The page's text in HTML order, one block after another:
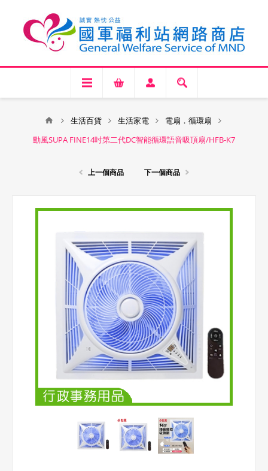
生活百貨 生活家電
電扇．循環扇
勳風SUPA FINE14吋第二代DC智能循環語音吸頂扇/HFB-K7
上一個商品 下一個商品